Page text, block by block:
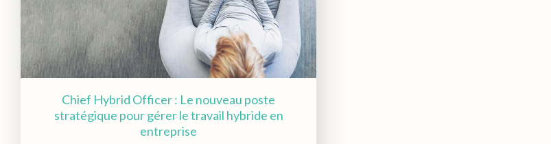
Chief Hybrid Officer : Le nouveau poste
stratégique pour gérer le travail hybride en
entreprise